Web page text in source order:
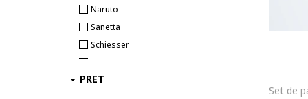
Naruto
Sanetta
Schiesser
Zipster
PRET